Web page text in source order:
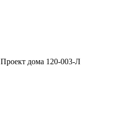
Проект дома 120-003-Л